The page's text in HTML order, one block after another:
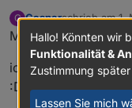
C Casparschrieb am1.
Moin,
ich habe auch mal
:D
Hallo! Könnten wir
Funktionalität &
Zustimmung
Lassen Sie mich